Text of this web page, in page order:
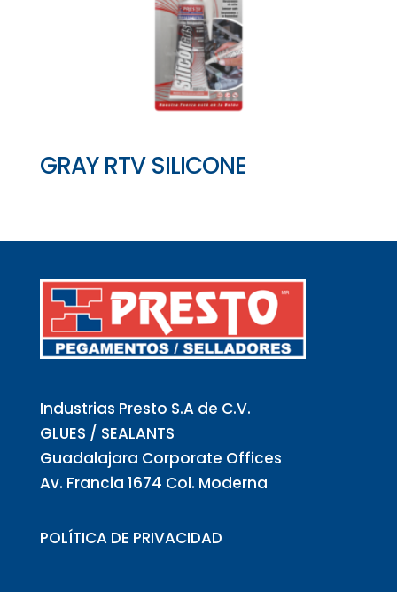
GRAY RTV SILICONE
Industrias Presto S.A de C.V.
GLUES / SEALANTS
Guadalajara Corporate Offices
Av. Francia 1674 Col. Moderna
POLÍTICA DE PRIVACIDAD